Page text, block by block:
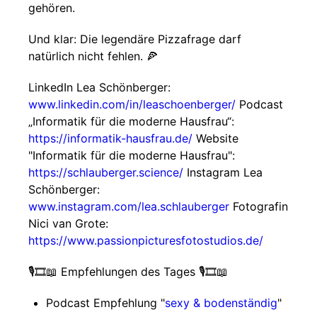
gehören.
Und klar: Die legendäre Pizzafrage darf
natürlich nicht fehlen. 🍕
LinkedIn Lea Schönberger:
www.linkedin.com/in/leaschoenberger/ Podcast
„Informatik für die moderne Hausfrau“:
https://informatik-hausfrau.de/ Website
"Informatik für die moderne Hausfrau":
https://schlauberger.science/ Instagram Lea
Schönberger:
www.instagram.com/lea.schlauberger Fotografin
Nici van Grote:
https://www.passionpicturesfotostudios.de/
🎙️🎞️📖 Empfehlungen des Tages 🎙️🎞️📖
Podcast Empfehlung "sexy & bodenständig"